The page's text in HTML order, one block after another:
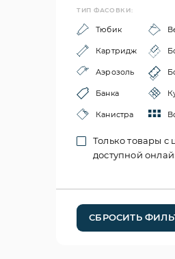
ТИП ФАСОВКИ:
Тюбик
Картридж
Аэрозоль
Банка
Канистра
Только товары с
доступной
СБРОСИТЬ